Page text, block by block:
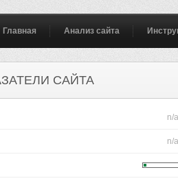
Главная Анализ сайта
САЙТА
n/a
n/a